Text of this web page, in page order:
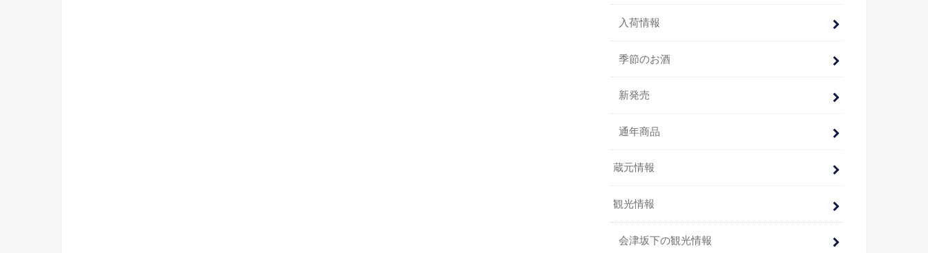
入荷情報
季節のお酒
新発売
通年商品
蔵元情報
観光情報
会津坂下の観光情報